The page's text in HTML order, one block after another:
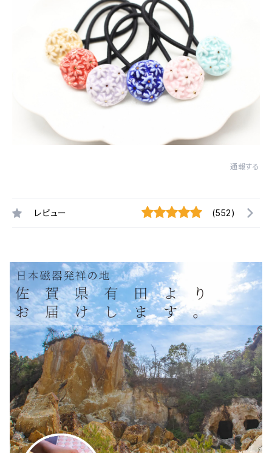
通報する
レビュー (552)